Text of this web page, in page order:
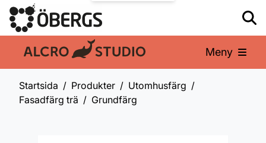
En del av: Meny
Startsida Produkter
Utomhusfärg
Fasadfärg trä
Grundfärg